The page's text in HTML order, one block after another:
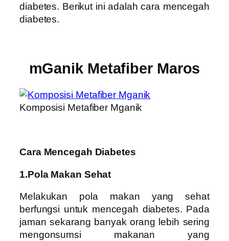
diabetes. Berikut ini adalah cara mencegah
diabetes.
mGanik Metafiber Maros
Komposisi Metafiber Mganik
Cara Mencegah Diabetes
1.Pola Makan Sehat
Melakukan pola makan yang sehat
berfungsi untuk mencegah diabetes. Pada
jaman sekarang banyak orang lebih sering
mengonsumsi makanan yang